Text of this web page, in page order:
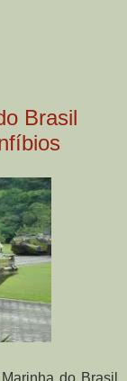
Brasil
do Brasil